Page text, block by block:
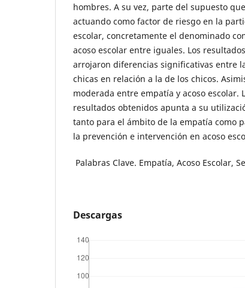
hombres. A su vez, parte del supuesto
actuando como factor de riesgo en la
escolar, concretamente el denominado
acoso escolar entre iguales. Los
arrojaron diferencias significativas entre
chicas en relación a la de los chicos.
moderada entre empatía y acoso escolar.
resultados obtenidos apunta a su
tanto para el ámbito de la empatía como
la prevención e intervención en acoso
Palabras Clave. Empatía, Acoso Escolar,
Descargas